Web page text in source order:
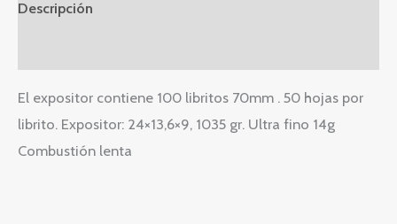
Descripción
El expositor contiene 100 libritos 70mm . 50 hojas por
librito. Expositor: 24×13,6×9, 1035 gr. Ultra fino 14g
Combustión lenta